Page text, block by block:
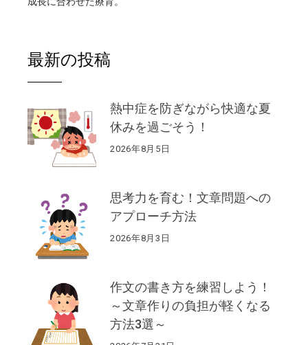
最新の投稿
熱中症を防ぎながら快適な夏
休みを過ごそう！
2026年8月5日
思考力を育む！文章問題への
アプローチ方法
2026年8月3日
作文の書き方を練習しよう！
～文章作りの負担が軽くなる
方法3選～